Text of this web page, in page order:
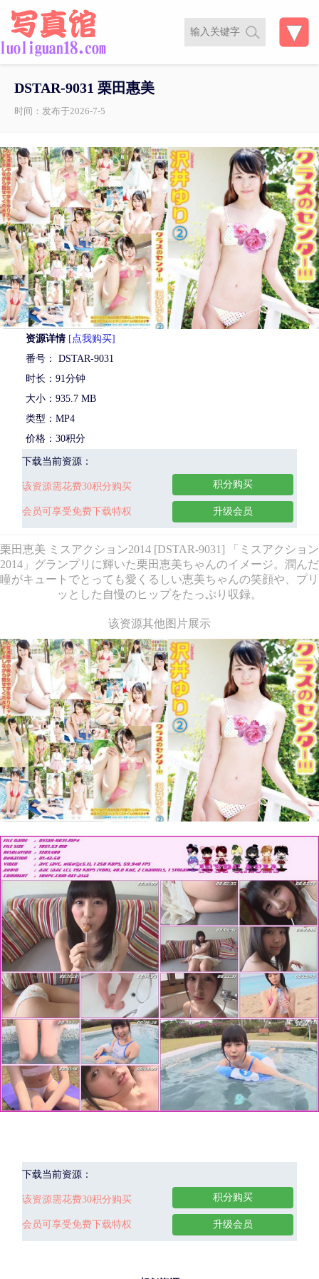
DSTAR-9031 栗田惠美
时间：发布于2026-7-5
资源详情 [点我购买]
番号： DSTAR-9031
时长：91分钟
大小：935.7 MB
类型：MP4
价格：30积分
下载当前资源：
该资源需花费30积分购买
会员可享受免费下载特权
积分购买
升级会员
栗田恵美 ミスアクション2014 [DSTAR-9031] 「ミスアクション
2014」グランプリに輝いた栗田恵美ちゃんのイメージ。潤んだ
瞳がキュートでとっても愛くるしい恵美ちゃんの笑顔や、プリ
ッとした自慢のヒップをたっぷり収録。
该资源其他图片展示
下载当前资源：
该资源需花费30积分购买
会员可享受免费下载特权
积分购买
升级会员